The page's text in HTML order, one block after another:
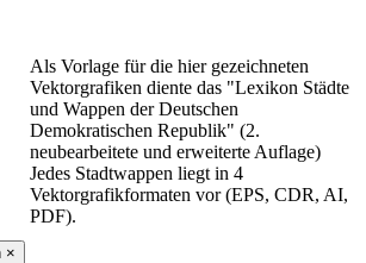
Als Vorlage für die hier gezeichneten
Vektorgrafiken diente das "Lexikon Städte
und Wappen der Deutschen
Demokratischen Republik" (2.
neubearbeitete und erweiterte Auflage)
Jedes Stadtwappen liegt in 4
Vektorgrafikformaten vor (EPS, CDR, AI,
PDF).
×